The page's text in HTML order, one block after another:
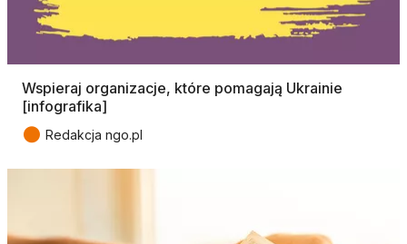
Wspieraj organizacje, które pomagają Ukrainie
[infografika]
● Redakcja ngo.pl